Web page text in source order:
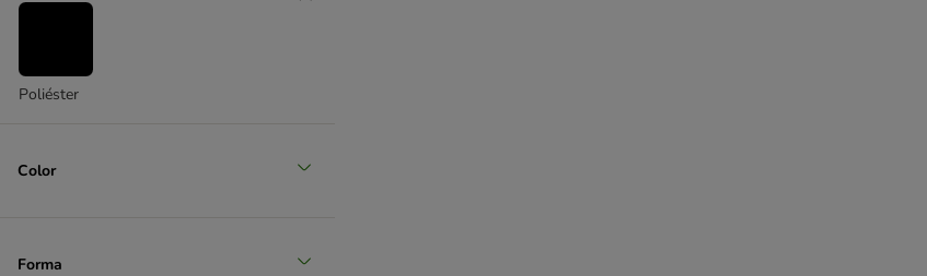
Poliéster
Color
Forma